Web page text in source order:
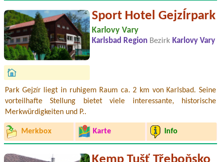
Sport Hotel GejzÍrpark
Karlovy Vary
Karlsbad Region Bezirk Karlovy Vary
Park Gejzír liegt in ruhigem Raum ca. 2 km von Karlsbad. Seine
vorteilhafte Stellung bietet viele interessante, historische
Merkwürdigkeiten und P..
Merkbox Karte Info